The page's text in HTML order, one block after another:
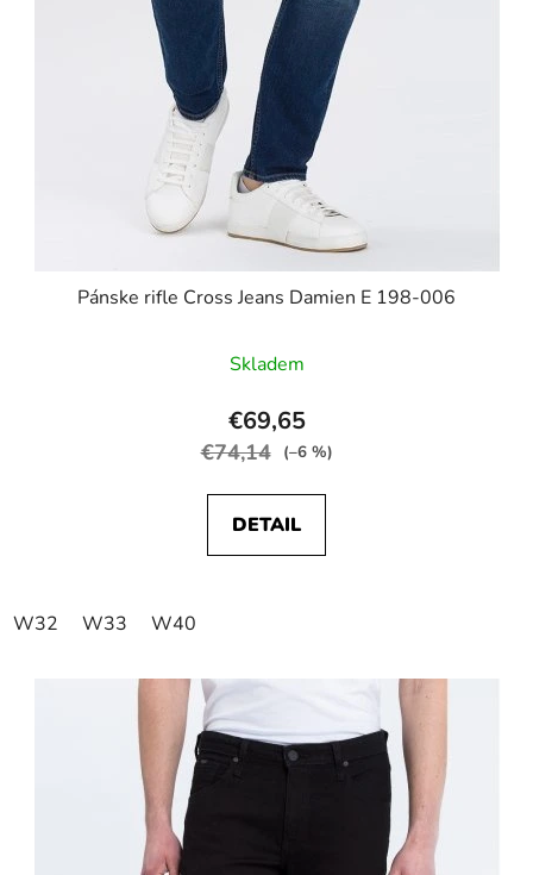
Pánske rifle Cross Jeans Damien E 198-006
Skladem
€69,65
€74,14 (–6 %)
DETAIL
W32 W33 W40